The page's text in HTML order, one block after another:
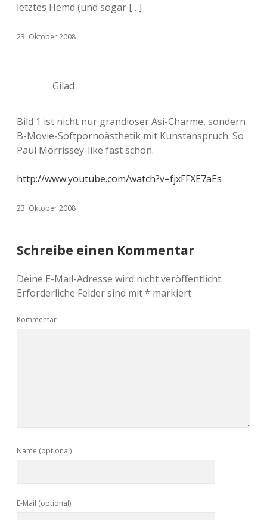
letztes Hemd (und sogar […]
23. Oktober 2008
Gilad
Bild 1 ist nicht nur grandioser Asi-Charme, sondern
B-Movie-Softpornoästhetik mit Kunstanspruch. So
Paul Morrissey-like fast schon.
http://www.youtube.com/watch?v=fjxFFXE7aEs
23. Oktober 2008
Schreibe einen Kommentar
Deine E-Mail-Adresse wird nicht veröffentlicht.
Erforderliche Felder sind mit* markiert
Kommentar
Name (optional)
E-Mail (optional)